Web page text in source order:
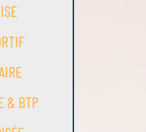
& BTP